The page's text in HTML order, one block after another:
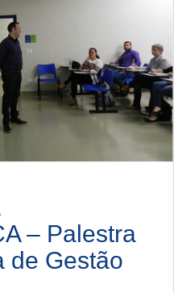
– Palestra
de Gestão